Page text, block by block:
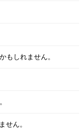
もしれません。
せん。